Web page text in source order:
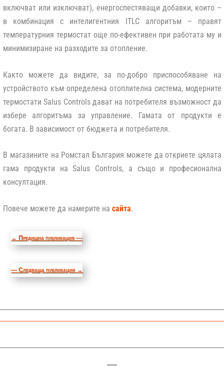
включват или изключват), енергоспестяващи добавки, които –
в комбинация с интелигентния ITLC алгоритъм – правят
температурния термостат още по-ефективен при работата му и
минимизиране на разходите за отопление.
Както можете да видите, за по-добро приспособяване на
устройството към определена отоплителна система, модерните
термостати Salus Controls дават на потребителя възможност да
избере алгоритъма за управление. Гамата от продукти е
богата. В зависимост от бюджета и потребителя.
В магазините на Ромстал България можете да откриете цялата
гама продукти на Salus Controls, а също и професионална
консултация.
Повече можете да намерите на сайта.
← Предишна публикация ---
--- Следваща публикация →